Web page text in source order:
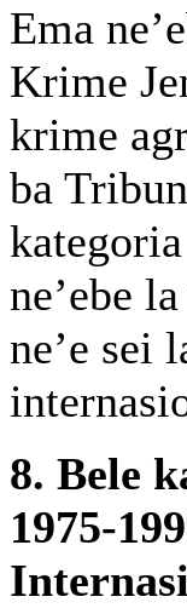
Ema
Krime
krime
ba
ne’ebe
ne’e sei
8. Bele
1975-